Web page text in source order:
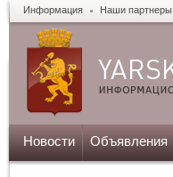
Информация Наши партнеры
Новости Объявления